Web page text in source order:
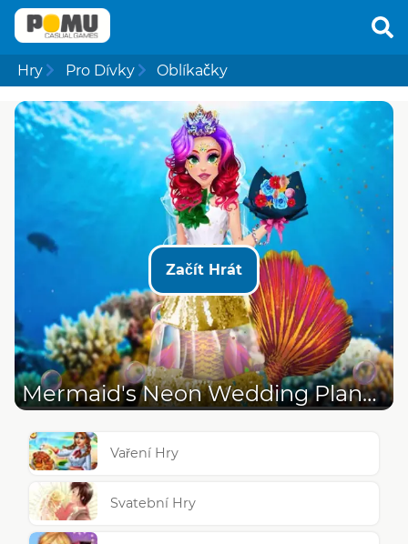
Hry Pro Dívky Oblíkačky
Začít Hrát
Mermaid's Neon Wedding Planner
Vaření Hry
Svatební Hry